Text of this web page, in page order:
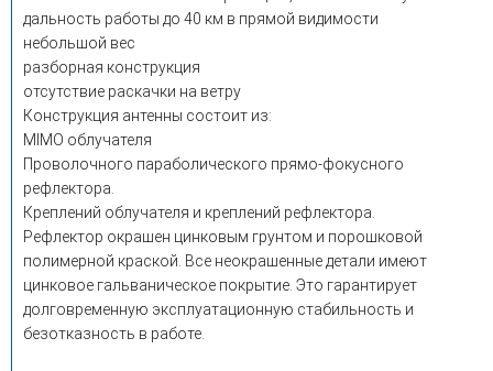
дальность работы до 40 км в прямой видимости
небольшой вес
разборная конструкция
отсутствие раскачки на ветру
Конструкция антенны состоит из:
MIMO облучателя
Проволочного параболического прямо-фокусного
рефлектора.
Креплений облучателя и креплений рефлектора.
Рефлектор окрашен цинковым грунтом и порошковой
полимерной краской. Все неокрашенные детали имеют
цинковое гальваническое покрытие. Это гарантирует
долговременную эксплуатационную стабильность и
безотказность в работе.